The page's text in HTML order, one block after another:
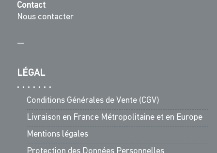
Contact
Nous contacter
—
LÉGAL
Conditions Générales de Vente (CGV)
Livraison en France Métropolitaine et en Europe
Mentions légales